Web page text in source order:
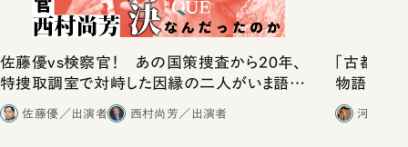
佐藤優vs検察官！ あの国策捜査から20年、
特捜取調室で対峙した因縁の二人がいま語り
合ったこと
佐藤優／出演者 西村尚芳／出演者
「古都」
物語」に
河野有